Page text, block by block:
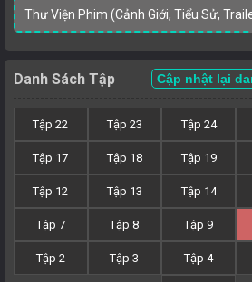
Thư Viện Phim (Cảnh Giới, Tiểu Sử,
Danh Sách Tập Cập nhật lại
Tập 24
Tập 23
Tập 22
Tập 19
Tập 18
Tập 17
Tập 14
Tập 13
Tập 12
Tập 9
Tập 8
Tập 7
Tập 4
Tập 3
Tập 2